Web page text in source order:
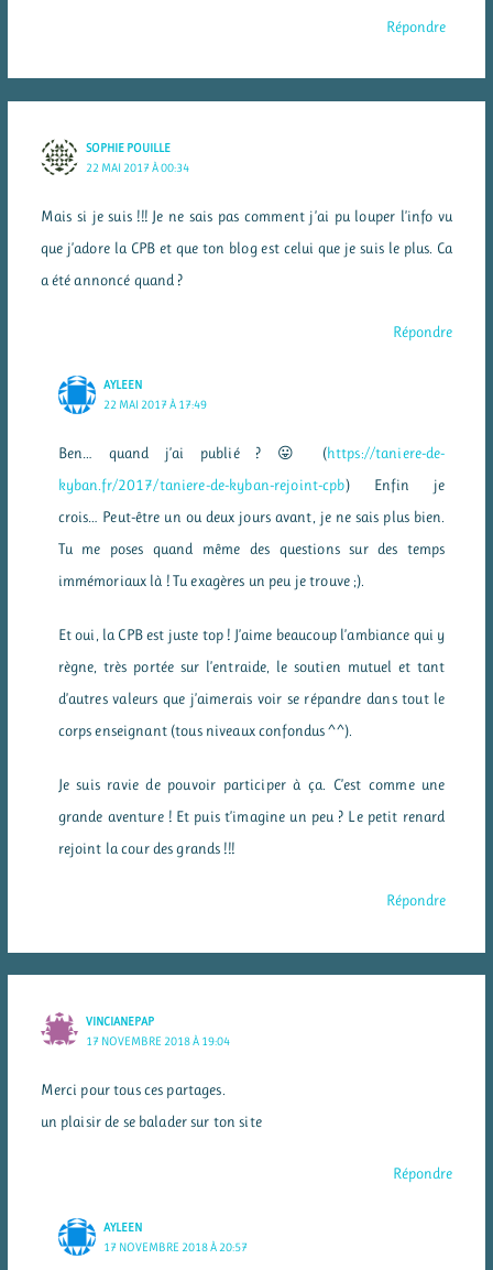
Répondre
SOPHIE POUILLE
22 MAI 2017 À 00:34
Mais si je suis !!! Je ne sais pas comment j’ai pu louper l’info vu
que j’adore la CPB et que ton blog est celui que je suis le plus. Ca
a été annoncé quand ?
Répondre
AYLEEN
22 MAI 2017 À 17:49
Ben… quand j’ai publié ? 😛 (https://taniere-de-
kyban.fr/2017/taniere-de-kyban-rejoint-cpb) Enfin je
crois… Peut-être un ou deux jours avant, je ne sais plus bien.
Tu me poses quand même des questions sur des temps
immémoriaux là ! Tu exagères un peu je trouve ;).
Et oui, la CPB est juste top ! J’aime beaucoup l’ambiance qui y
règne, très portée sur l’entraide, le soutien mutuel et tant
d’autres valeurs que j’aimerais voir se répandre dans tout le
corps enseignant (tous niveaux confondus ^^).
Je suis ravie de pouvoir participer à ça. C’est comme une
grande aventure ! Et puis t’imagine un peu ? Le petit renard
rejoint la cour des grands !!!
Répondre
VINCIANEPAP
17 NOVEMBRE 2018 À 19:04
Merci pour tous ces partages.
un plaisir de se balader sur ton site
Répondre
AYLEEN
17 NOVEMBRE 2018 À 20:57